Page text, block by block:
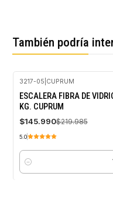
También podría
-34%
OFF
3217-05 CUPRUM
ESCALERA FIBRA DE
KG. CUPRUM
$145.990$219.985
5.0
Cantidad